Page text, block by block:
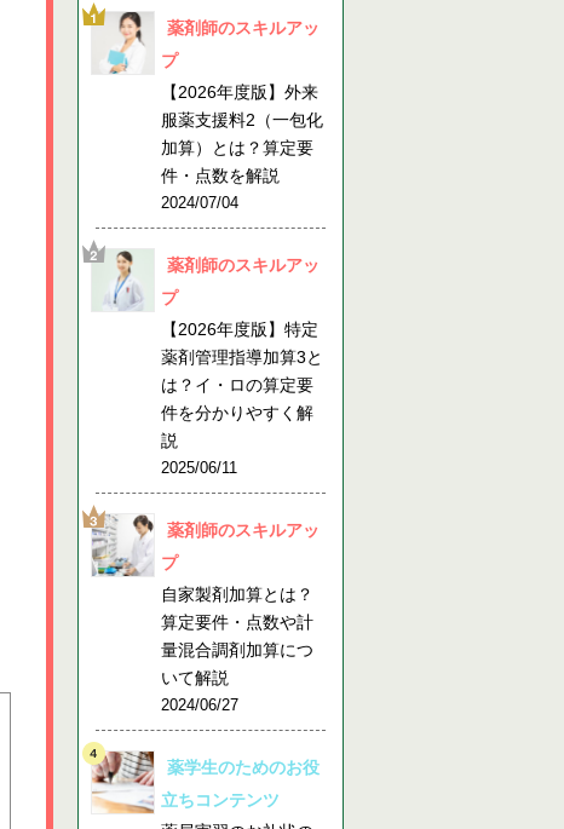
薬剤師のスキルアッ
プ
【2026年度版】外来
服薬支援料2（一包化
加算）とは？算定要
件・点数を解説
2024/07/04
薬剤師のスキルアッ
プ
【2026年度版】特定
薬剤管理指導加算3と
は？イ・ロの算定要
件を分かりやすく解
説
2025/06/11
薬剤師のスキルアッ
プ
自家製剤加算とは？
算定要件・点数や計
量混合調剤加算につ
いて解説
2024/06/27
薬学生のためのお役
立ちコンテンツ